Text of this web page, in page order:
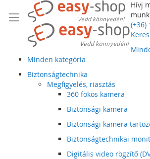
Hívj
(+36)
Minden kategória
Biztonságtechnika
Megfigyelés, riasztás
360 fokos kamera
Biztonsági kamera
Biztonsági kamera
Biztonságtechnikai
Digitális video rögzítő